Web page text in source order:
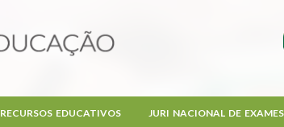
RECURSOS EDUCATIVOS JURI NACIONAL DE EXAMES